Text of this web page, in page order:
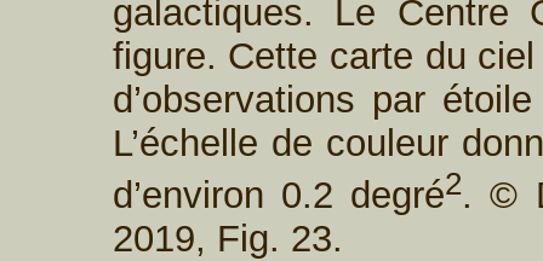
galactiques. Le Centre
figure. Cette carte du
d’observations par
L’échelle de couleur
d’environ 0.2 degré2. ©
2019, Fig. 23.